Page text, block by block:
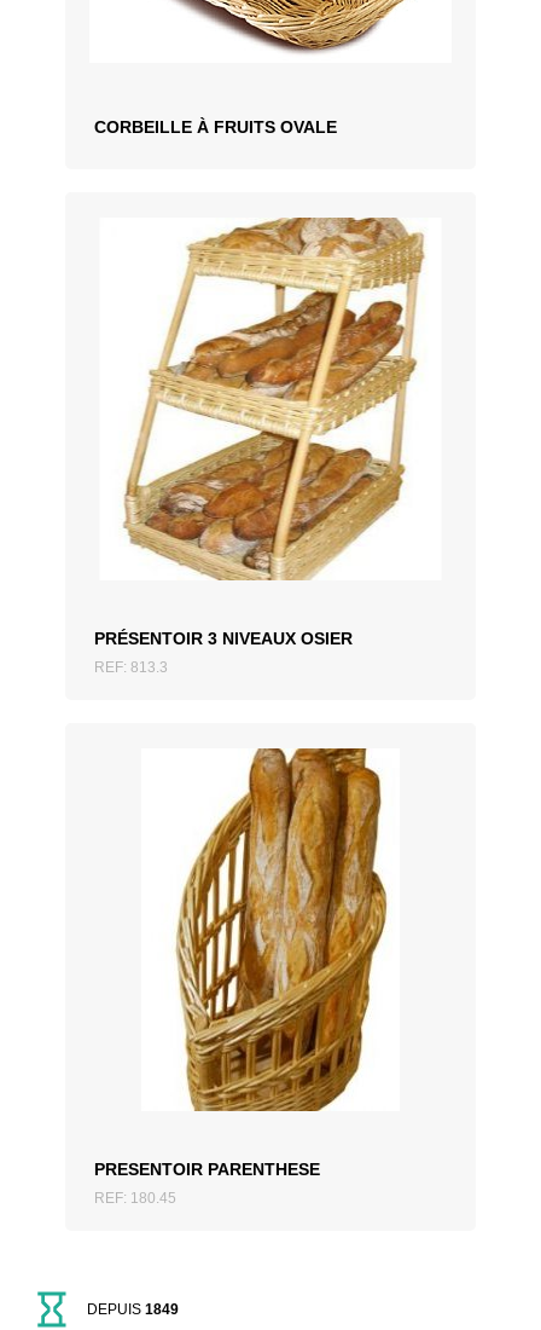
CORBEILLE À FRUITS OVALE
PRÉSENTOIR 3 NIVEAUX OSIER
REF: 813.3
AJOUTER AU DEVIS
PRESENTOIR PARENTHESE
REF: 180.45
AJOUTER AU DEVIS
DEPUIS1849